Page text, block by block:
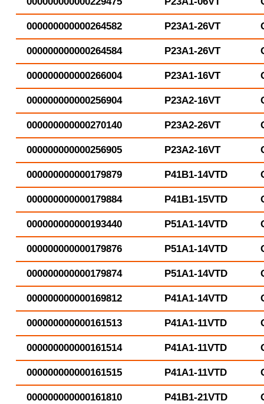
000000000000264582 P23A1-26VT
000000000000264584 P23A1-26VT
000000000000266004 P23A1-16VT
000000000000256904 P23A2-16VT
000000000000270140 P23A2-26VT
000000000000256905 P23A2-16VT
000000000000179879 P41B1-14VTD
000000000000179884 P41B1-15VTD
000000000000193440 P51A1-14VTD
000000000000179876 P51A1-14VTD
000000000000179874 P51A1-14VTD
000000000000169812 P41A1-14VTD
000000000000161513 P41A1-11VTD
000000000000161514 P41A1-11VTD
000000000000161515 P41A1-11VTD
000000000000161810 P41B1-21VTD